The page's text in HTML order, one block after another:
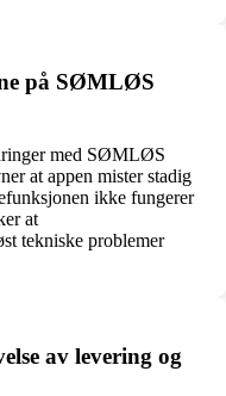
på SØMLØS
med SØMLØS
at appen mister stadig
ikke fungerer
at
tekniske problemer
av levering og